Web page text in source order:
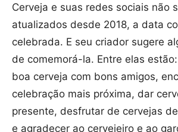
Cerveja e suas redes sociais não
atualizados desde 2018, a data
celebrada. E seu criador sugere
de comemorá-la. Entre elas
boa cerveja com bons amigos,
celebração mais próxima, dar
presente, desfrutar de cervejas
e agradecer ao cervejeiro e ao